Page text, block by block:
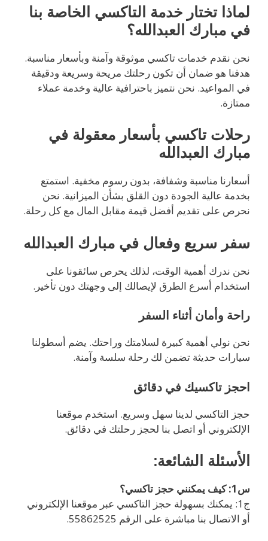
لماذا تختار خدمة التاكسي الخاصة بنا
في مبارك العبدالله؟
نحن نقدم خدمات تاكسي موثوقة وآمنة وبأسعار مناسبة.
هدفنا هو ضمان أن تكون رحلتك مريحة وسريعة ودقيقة
في المواعيد. نحن نتميز باحترافية عالية وخدمة عملاء
ممتازة.
رحلات تاكسي بأسعار معقولة في
مبارك العبدالله
أسعارنا مناسبة وشفافة، بدون رسوم مخفية. استمتع
بخدمة عالية الجودة دون القلق بشأن الميزانية. نحن
نحرص على تقديم أفضل قيمة مقابل المال مع كل رحلة.
سفر سريع وفعال في مبارك العبدالله
نحن ندرك أهمية الوقت، لذلك يحرص سائقونا على
استخدام أسرع الطرق لإيصالك إلى وجهتك دون تأخير.
راحة وأمان أثناء السفر
نحن نولي أهمية كبيرة لسلامتك وراحتك. يضم أسطولنا
سيارات حديثة تضمن لك رحلة سلسة وآمنة.
احجز تاكسيك في دقائق
حجز التاكسي لدينا سهل وسريع. استخدم موقعنا
الإلكتروني أو اتصل بنا لحجز رحلتك في دقائق.
الأسئلة الشائعة:
س1: كيف يمكنني حجز تاكسي؟
ج1: يمكنك بسهولة حجز التاكسي عبر موقعنا الإلكتروني
أو الاتصال بنا مباشرة على الرقم 55862525.